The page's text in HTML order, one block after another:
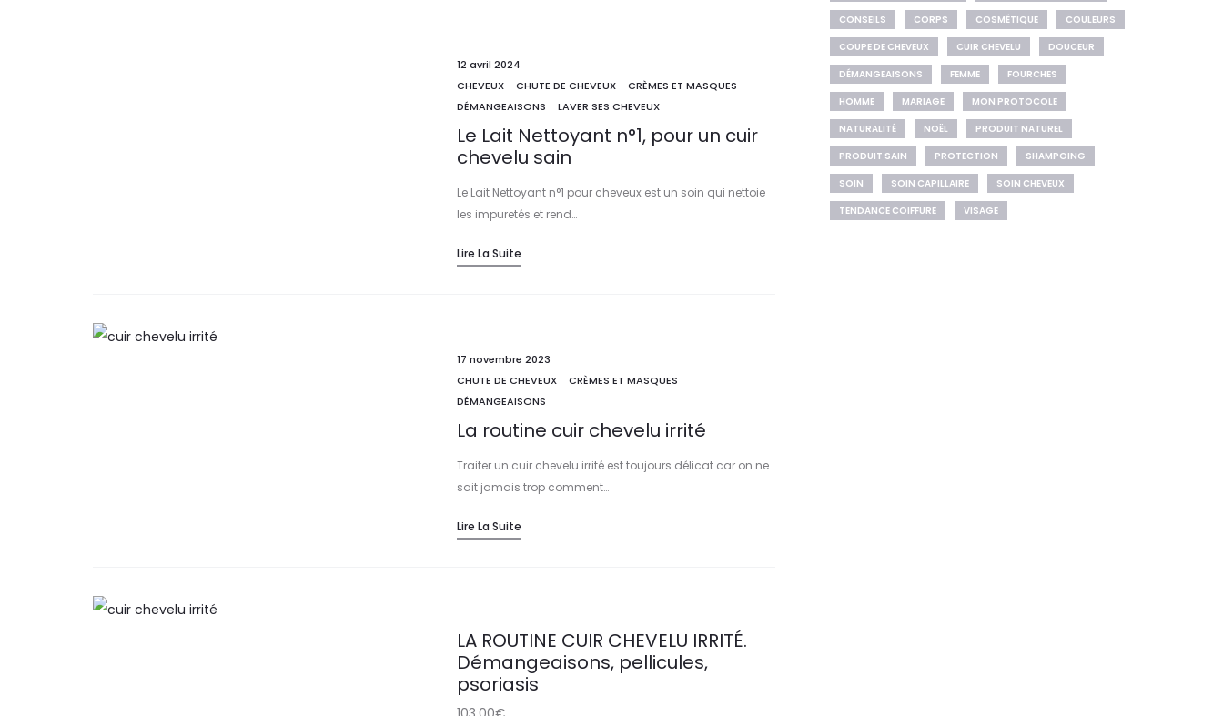
12 avril 2024
CHEVEUX
CHUTE DE CHEVEUX
CRÈMES ET MASQUES
DÉMANGEAISONS
LAVER SES CHEVEUX
Le Lait Nettoyant n°1, pour un cuir
chevelu sain
Le Lait Nettoyant n°1 pour cheveux est un soin qui nettoie
les impuretés et rend…
Lire La Suite
17 novembre 2023
CHUTE DE CHEVEUX
CRÈMES ET MASQUES
DÉMANGEAISONS
La routine cuir chevelu irrité
Traiter un cuir chevelu irrité est toujours délicat car on ne
sait jamais trop comment…
Lire La Suite
LA ROUTINE CUIR CHEVELU IRRITÉ.
Démangeaisons, pellicules,
psoriasis
CONSEILS
CORPS COSMÉTIQUE
COULEURS
COUPE DE CHEVEUX
CUIR CHEVELU
DOUCEUR
DÉMANGEAISONS
FEMME
FOURCHES
HOMME
MARIAGE
MON PROTOCOLE
NATURALITÉ
NOËL
PRODUIT NATUREL
PRODUIT SAIN
PROTECTION
SHAMPOING
SOIN
SOIN CAPILLAIRE
SOIN CHEVEUX
TENDANCE COIFFURE
VISAGE